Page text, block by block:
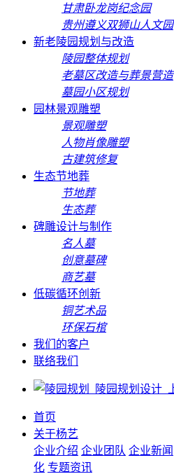
甘肃卧龙岗纪念园
贵州遵义双狮山人文园
新老陵园规划与改造
陵园整体规划
老墓区改造与葬景营造
墓园小区规划
园林景观雕塑
景观雕塑
人物肖像雕塑
古建筑修复
生态节地葬
节地葬
生态葬
碑雕设计与制作
名人墓
创意墓碑
商艺墓
低碳循环创新
铜艺术品
环保石棺
我们的客户
联络我们
首页
关于杨艺
企业介绍 企业团队 企业新闻
化 专题资讯